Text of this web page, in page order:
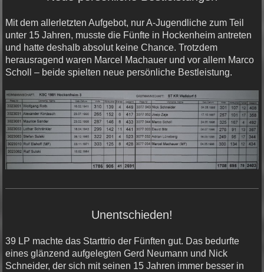
Mit dem allerletzten Aufgebot, nur A-Jugendliche zum Teil
unter 15 Jahren, musste die Fünfte in Hockenheim antreten
und hatte deshalb absolut keine Chance. Trotzdem
herausragend waren Marcel Machauer und vor allem Marco
Scholl – beide spielten neue persönliche Bestleistung.
Unentschieden!
39 LP machte das Starttrio der Fünften gut. Das bedurfte
eines glänzend aufgelegten Gerd Neumann und Nick
Schneider, der sich mit seinen 15 Jahren immer besser in